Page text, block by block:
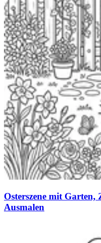
Osterszene mit
Ausmalen